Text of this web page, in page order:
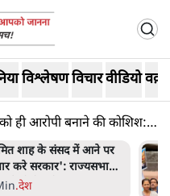
विश्लेषणविचारवीडियो
ही आरोपी बनाने की कोशिश:
के ख़िलाफ़ संसद में विपक्ष का
'गृह मंत्री मुंह छुपा रहे हैं
वो छात्रों के गुनहगार हैं'
.देश